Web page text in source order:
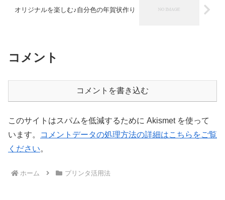
オリジナルを楽しむ♪自分色の年賀状作り
コメント
コメントを書き込む
このサイトはスパムを低減するために Akismet を使って
います。
コメントデータの処理方法の詳細はこちらをご覧
ください。
ホーム プリンタ活用法